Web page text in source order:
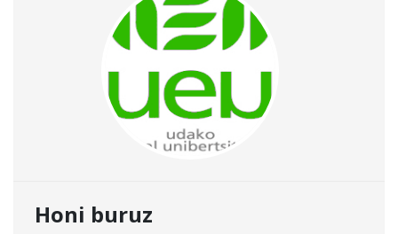
Honi buruz